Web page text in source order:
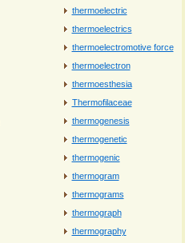
thermoelectric
thermoelectrics
thermoelectromotive force
thermoelectron
thermoesthesia
Thermofilaceae
thermogenesis
thermogenetic
thermogenic
thermogram
thermograms
thermograph
thermography